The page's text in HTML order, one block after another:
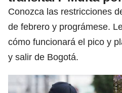
Conozca las restricciones
de febrero y prográmese.
cómo funcionará el pico y
y salir de Bogotá.